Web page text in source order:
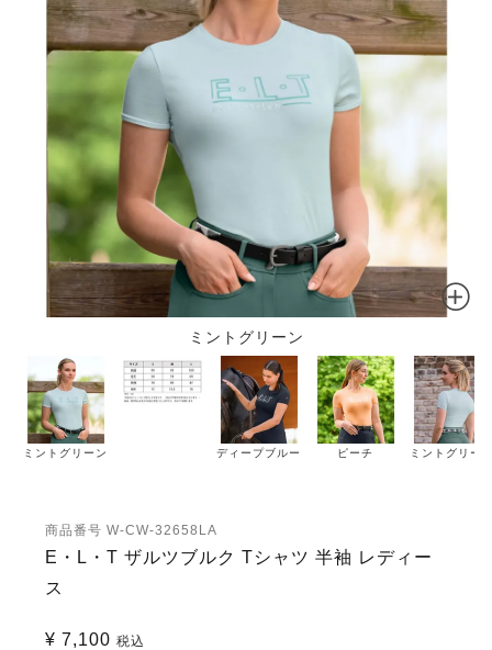
ミントグリーン
ミントグリーン ディープブルー ピーチ ミントグリー
商品番号 W-CW-32658LA
E・L・T ザルツブルク Tシャツ 半袖 レディー
ス
¥ 7,100 税込